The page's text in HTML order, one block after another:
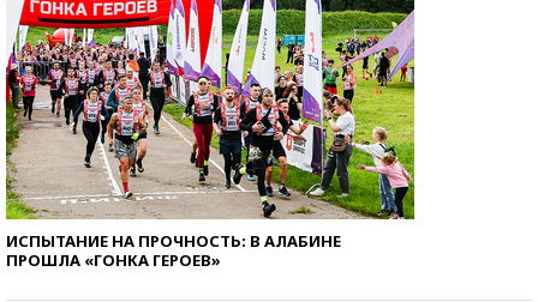
ИСПЫТАНИЕ НА ПРОЧНОСТЬ: В АЛАБИНЕ
ПРОШЛА «ГОНКА ГЕРОЕВ»